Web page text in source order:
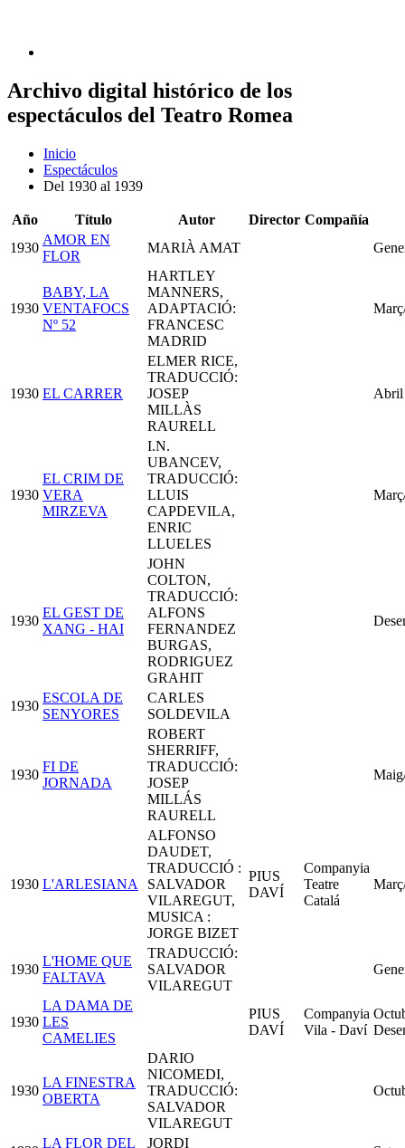
Archivo digital histórico de los
espectáculos del Teatro Romea
Inicio
Espectáculos
Del 1930 al 1939
Año Título Autor Director Compañía
1930
AMOR EN
FLOR
MARIÀ AMAT
1930
BABY, LA
VENTAFOCS
Nº 52
HARTLEY
MANNERS,
ADAPTACIÓ:
FRANCESC
MADRID
1930 EL CARRER
ELMER RICE,
TRADUCCIÓ:
JOSEP
MILLÀS
RAURELL
Abril
1930
EL CRIM DE
VERA
MIRZEVA
I.N.
UBANCEV,
TRADUCCIÓ:
LLUIS
CAPDEVILA,
ENRIC
LLUELES
1930
EL GEST DE
XANG - HAI
JOHN
COLTON,
TRADUCCIÓ:
ALFONS
FERNANDEZ
BURGAS,
RODRIGUEZ
GRAHIT
1930
ESCOLA DE
SENYORES
CARLES
SOLDEVILA
1930
FI DE
JORNADA
ROBERT
SHERRIFF,
TRADUCCIÓ:
JOSEP
MILLÁS
RAURELL
1930 L'ARLESIANA
ALFONSO
DAUDET,
TRADUCCIÓ :
SALVADOR
VILAREGUT,
MUSICA :
JORGE BIZET
PIUS
DAVÍ
Companyia
Teatre
Catalá
1930
L'HOME QUE
FALTAVA
TRADUCCIÓ:
SALVADOR
VILAREGUT
1930
LA DAMA DE
LES
CAMELIES
PIUS
DAVÍ
Companyia
Vila - Daví
1930
LA FINESTRA
OBERTA
DARIO
NICOMEDI,
TRADUCCIÓ:
SALVADOR
VILAREGUT
LA FLOR DEL JORDI